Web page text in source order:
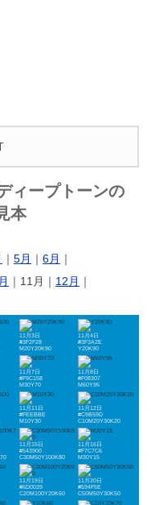
ィープトーンの
本
｜ 5月 ｜ 6月 ｜
｜11月｜ 12月 ｜
11月3日
#3F2F28
M20Y20K90
11月4日
#3F3A2E
Y20K90
11月7日
#F9C158
M30Y70
11月8日
#F08307
M60Y95
11月11日
#FEEBBE
M10Y30
11月12日
#C9B59D
C10M20Y30K20
11月15日
#543900
C30M50Y100K80
11月16日
#F7C7C6
M30Y15
11月19日
#6D0039
C20M100Y20K60
11月20日
#594F5E
C50M50Y30K50